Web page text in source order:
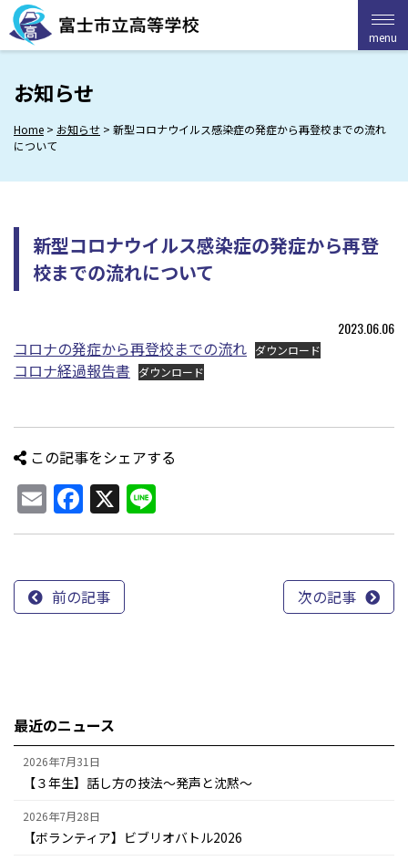
Skip
to
content
お知らせ
Home > お知らせ > 新型コロナウイルス感染症の発症から再登校までの流れ
について
新型コロナウイルス感染症の発症から再登
校までの流れについて
2023.06.06
コロナの発症から再登校までの流れ ダウンロード
コロナ経過報告書 ダウンロード
この記事をシェアする
EmailFacebook
X
前の記事 次の記事
最近のニュース
【３年生】話し方の技法～発声と沈黙～
2026年7月31日
【ボランティア】ビブリオバトル2026
2026年7月28日
menu
menu